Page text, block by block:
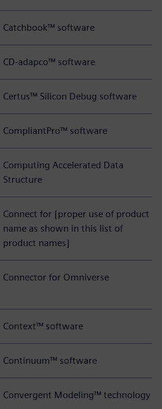
Catchbook™ software
CD-adapco™ software
Certus™ Silicon Debug software
CompliantPro™ software
Computing Accelerated Data
Structure
Connect for [proper use of product
name as shown in this list of
product names]
Connector for Omniverse
Context™ software
Continuum™ software
Convergent Modeling™ technology